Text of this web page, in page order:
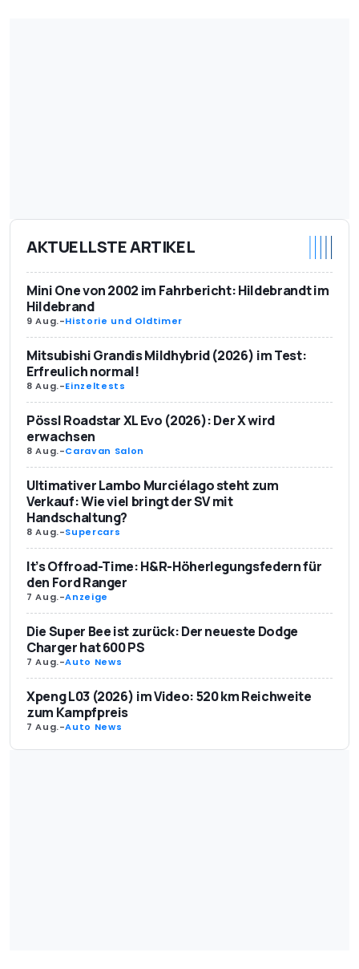
AKTUELLSTE ARTIKEL
Mini One von 2002 im Fahrbericht: Hildebrandt im
Hildebrand
9 Aug.-Historie und Oldtimer
Mitsubishi Grandis Mildhybrid (2026) im Test:
Erfreulich normal!
8 Aug.-Einzeltests
Pössl Roadstar XL Evo (2026): Der X wird
erwachsen
8 Aug.-Caravan Salon
Ultimativer Lambo Murciélago steht zum
Verkauf: Wie viel bringt der SV mit
Handschaltung?
8 Aug.-Supercars
It’s Offroad-Time: H&R-Höherlegungsfedern für
den Ford Ranger
7 Aug.-Anzeige
Die Super Bee ist zurück: Der neueste Dodge
Charger hat 600 PS
7 Aug.-Auto News
Xpeng L03 (2026) im Video: 520 km Reichweite
zum Kampfpreis
7 Aug.-Auto News